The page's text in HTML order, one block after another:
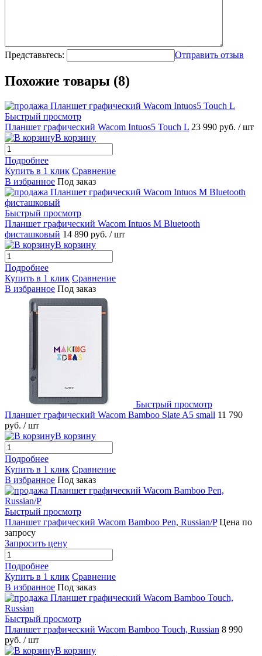
Представьтесь: Отправить отзыв
Похожие товары (8)
Быстрый просмотр
Планшет графический Wacom Intuos5 Touch L 23 990 руб. / шт
В корзину
Подробнее
Купить в 1 клик Сравнение
В избранное Под заказ
Быстрый просмотр
Планшет графический Wacom Intuos M Bluetooth
фисташковый 14 890 руб. / шт
В корзину
Подробнее
Купить в 1 клик Сравнение
В избранное Под заказ
Быстрый просмотр
Планшет графический Wacom Bamboo Slate A5 small 11 790
руб. / шт
В корзину
Подробнее
Купить в 1 клик Сравнение
В избранное Под заказ
Быстрый просмотр
Планшет графический Wacom Bamboo Pen, Russian/P Цена по
запросу
Запросить цену
Подробнее
Купить в 1 клик Сравнение
В избранное Под заказ
Быстрый просмотр
Планшет графический Wacom Bamboo Touch, Russian 8 990
руб. / шт
В корзину